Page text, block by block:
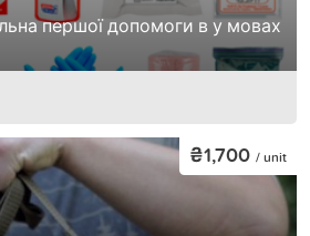
першої допомоги в у мовах
₴1,700 / unit